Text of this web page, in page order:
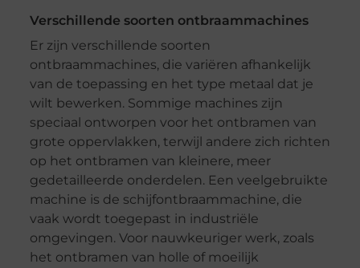
Verschillende soorten ontbraammachines
Er zijn verschillende soorten
ontbraammachines, die variëren afhankelijk
van de toepassing en het type metaal dat je
wilt bewerken. Sommige machines zijn
speciaal ontworpen voor het ontbramen van
grote oppervlakken, terwijl andere zich richten
op het ontbramen van kleinere, meer
gedetailleerde onderdelen. Een veelgebruikte
machine is de schijfontbraammachine, die
vaak wordt toegepast in industriële
omgevingen. Voor nauwkeuriger werk, zoals
het ontbramen van holle of moeilijk